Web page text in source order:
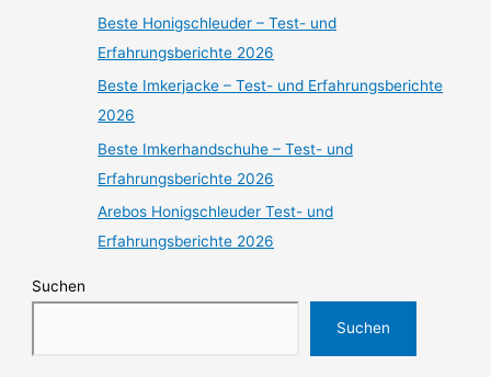
Beste Honigschleuder – Test- und
Erfahrungsberichte 2026
Beste Imkerjacke – Test- und Erfahrungsberichte
2026
Beste Imkerhandschuhe – Test- und
Erfahrungsberichte 2026
Arebos Honigschleuder Test- und
Erfahrungsberichte 2026
Suchen
Suchen